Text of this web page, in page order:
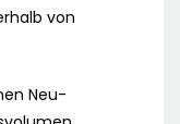
von
Neu-